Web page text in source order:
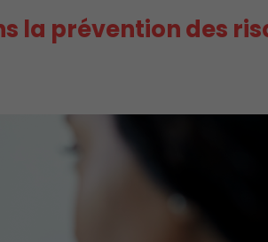
la prévention des